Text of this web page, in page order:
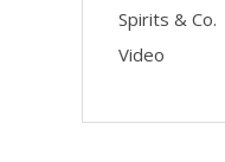
Spirits & Co.
Video